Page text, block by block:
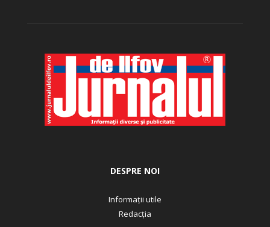
DESPRE NOI
Informații utile
Redacția